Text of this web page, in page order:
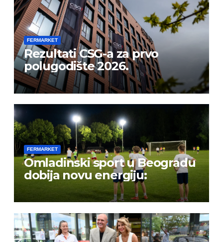
FERMARKET
Rezultati CSG-a za prvo
polugodište 2026.
FERMARKET
Omladinski sport u Beogradu
dobija novu energiju: